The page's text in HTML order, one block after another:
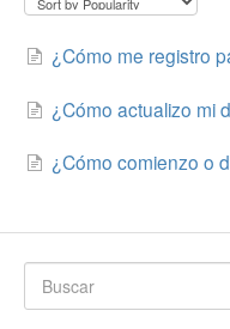
¿Cómo me registro
¿Cómo actualizo mi
¿Cómo comienzo o